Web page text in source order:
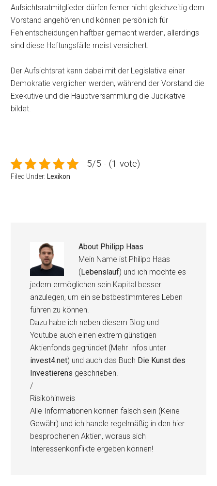
Aufsichtsratmitglieder dürfen ferner nicht gleichzeitig dem
Vorstand angehören und können persönlich für
Fehlentscheidungen haftbar gemacht werden, allerdings
sind diese Haftungsfälle meist versichert.
Der Aufsichtsrat kann dabei mit der Legislative einer
Demokratie verglichen werden, während der Vorstand die
Exekutive und die Hauptversammlung die Judikative
bildet.
5/5 - (1 vote)
Filed Under: Lexikon
About Philipp Haas
Mein Name ist Philipp Haas
(Lebenslauf) und ich möchte es
jedem ermöglichen sein Kapital besser
anzulegen, um ein selbstbestimmteres Leben
führen zu können.
Dazu habe ich neben diesem Blog und
Youtube auch einen extrem günstigen
Aktienfonds gegründet (Mehr Infos unter
invest4.net) und auch das Buch Die Kunst des
Investierens geschrieben.
/
Risikohinweis
Alle Informationen können falsch sein (Keine
Gewähr) und ich handle regelmäßig in den hier
besprochenen Aktien, woraus sich
Interessenkonflikte ergeben können!